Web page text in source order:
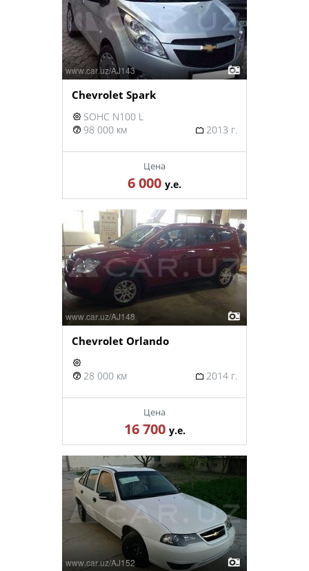
Chevrolet Spark
SOHC N100 L
98 000 км
2013 г.
Цена
6 000 у.е.
Chevrolet Orlando
28 000 км 2014 г.
Цена
16 700 у.е.